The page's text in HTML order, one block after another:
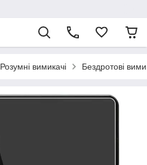
Розумні вимикачі Бездротові